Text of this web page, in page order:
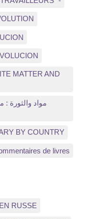
MATTER AND
BY COUNTRY
de livres
RUSSE